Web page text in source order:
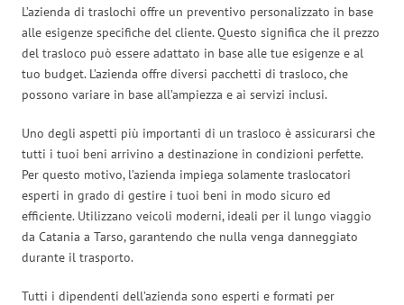
L’azienda di traslochi offre un preventivo personalizzato in base
alle esigenze specifiche del cliente. Questo significa che il prezzo
del trasloco può essere adattato in base alle tue esigenze e al
tuo budget. L’azienda offre diversi pacchetti di trasloco, che
possono variare in base all’ampiezza e ai servizi inclusi.
Uno degli aspetti più importanti di un trasloco è assicurarsi che
tutti i tuoi beni arrivino a destinazione in condizioni perfette.
Per questo motivo, l’azienda impiega solamente traslocatori
esperti in grado di gestire i tuoi beni in modo sicuro ed
efficiente. Utilizzano veicoli moderni, ideali per il lungo viaggio
da Catania a Tarso, garantendo che nulla venga danneggiato
durante il trasporto.
Tutti i dipendenti dell’azienda sono esperti e formati per